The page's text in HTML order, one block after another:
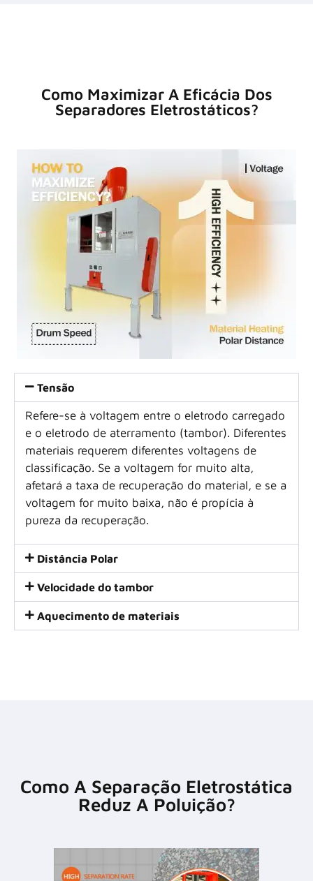
Como Maximizar A Eficácia Dos
Separadores Eletrostáticos?
Tensão
Refere-se à voltagem entre o eletrodo carregado
e o eletrodo de aterramento (tambor). Diferentes
materiais requerem diferentes voltagens de
classificação. Se a voltagem for muito alta,
afetará a taxa de recuperação do material, e se a
voltagem for muito baixa, não é propícia à
pureza da recuperação.
Distância Polar
Velocidade do tambor
Aquecimento de materiais
Como A Separação Eletrostática
Reduz A Poluição?